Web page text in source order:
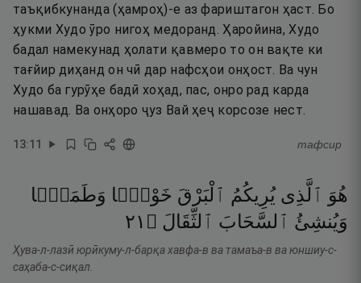
таъқибкунанда (ҳамроҳ)-е аз фариштагон ҳаст. Бо
ҳукми Худо ӯро нигоҳ медоранд. Ҳаройина, Худо
бадал намекунад ҳолати қавмеро то он вақте ки
тағйир диҳанд он чӣ дар нафсҳои онҳост. Ва чун
Худо ба гурӯҳе бадӣ хоҳад, пас, онро рад карда
нашавад. Ва онҳоро ҷуз Вай ҳеҷ корсозе нест.
13:11 тафсир
هُوَ ٱلَّذِى يُرِيكُمُ ٱلْبَرْقَ خَوْفًۭا وَطَمَعًۭا
وَيُنشِئُ ٱلسَّحَابَ ٱلثِّقَالَ ۝ ١٢
Ҳува-л-лазӣ юрӣкуму-л-барқа хавфа-в ва тамаъа-в ва юншиу-с-
саҳаба-с-сиқал.